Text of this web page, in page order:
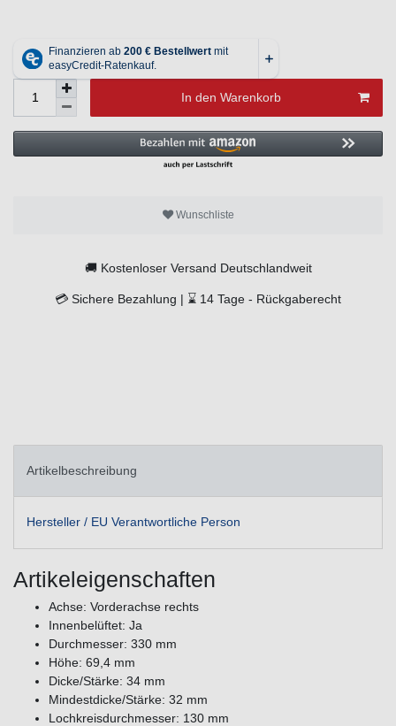
In den Warenkorb
Wunschliste
🚚 Kostenloser Versand Deutschlandweit
💳 Sichere Bezahlung | ⌛ 14 Tage - Rückgaberecht
Artikelbeschreibung
Hersteller / EU Verantwortliche Person
Artikeleigenschaften
Achse: Vorderachse rechts
Innenbelüftet: Ja
Durchmesser: 330 mm
Höhe: 69,4 mm
Dicke/Stärke: 34 mm
Mindestdicke/Stärke: 32 mm
Lochkreisdurchmesser: 130 mm